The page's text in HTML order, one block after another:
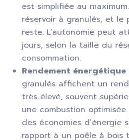
est simplifiée au
réservoir à granulés, et le
reste. L’autonomie peut
jours, selon la taille du
consommation.
Rendement énergétique
granulés affichent un
très élevé, souvent
une combustion
des économies d’énergie
rapport à un poêle à bois